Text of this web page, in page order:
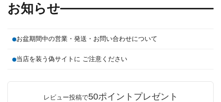
お知らせ
お盆期間中の営業・発送・お問い合わせについて
当店を装う偽サイトに ご注意ください
レビュー投稿で50ポイントプレゼント